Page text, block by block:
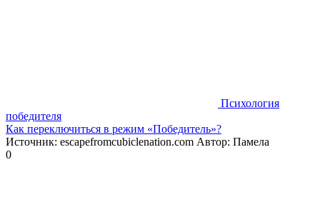
Психология
победителя
Как переключиться в режим «Победитель»?
Источник: escapefromcubiclenation.com Автор: Памела
0